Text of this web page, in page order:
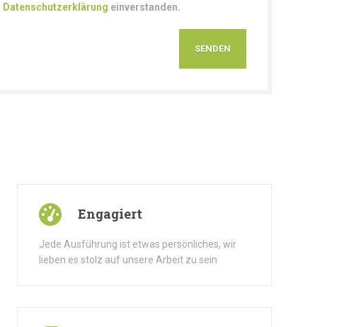
Datenschutzerklärung einverstanden.
Engagiert
Jede Ausführung ist etwas persönliches, wir
lieben es stolz auf unsere Arbeit zu sein